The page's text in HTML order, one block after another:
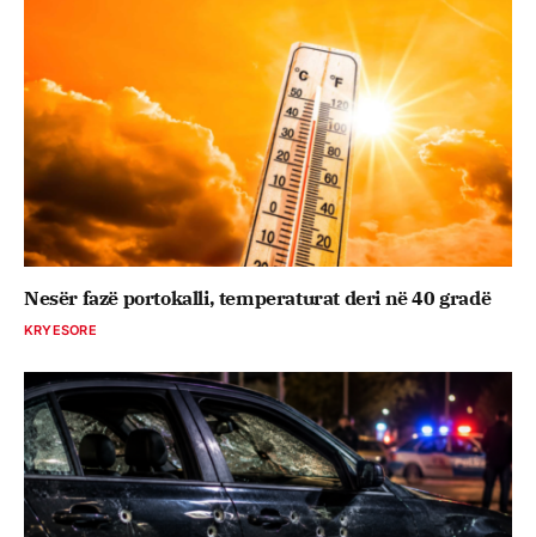
Nesër fazë portokalli, temperaturat deri në 40 gradë
KRYESORE